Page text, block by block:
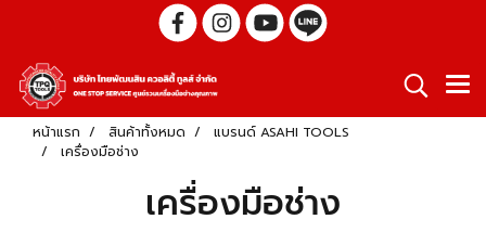
หน้าแรก สินค้าทั้งหมด
แบรนด์ ASAHI TOOLS
เครื่องมือช่าง
เครื่องมือช่าง